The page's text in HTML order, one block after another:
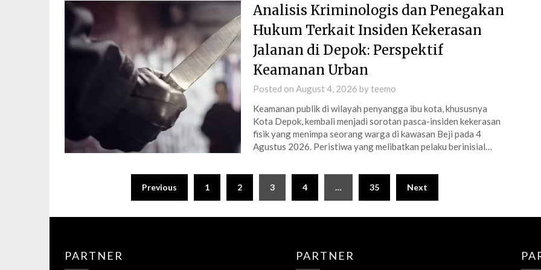
Analisis Kriminologis dan Penegakan
Hukum Terkait Insiden Kekerasan
Jalanan di Depok: Perspektif
Keamanan Urban
Posted on August 4, 2026 byteemo
Keamanan publik di wilayah penyangga ibu kota, khususnya
Kota Depok, kembali menjadi sorotan pasca-insiden kekerasan
fisik yang menimpa seorang warga di kawasan Beji pada 4
Agustus 2026. Peristiwa yang melibatkan pelaku berinisial…
Previous 1 2 3 4 … 35 Next
PARTNER PARTNER